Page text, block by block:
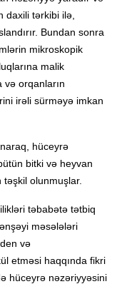
daxili tərkibi ilə,
Bundan sonra
mikroskopik
malik
orqanların
irəli sürməyə imkan
hüceyrə
bitki və heyvan
olunmuşlar.
təbabətə tətbiq
məsələləri
və
etməsi haqqında fikri
hüceyrə nəzəriyyəsini